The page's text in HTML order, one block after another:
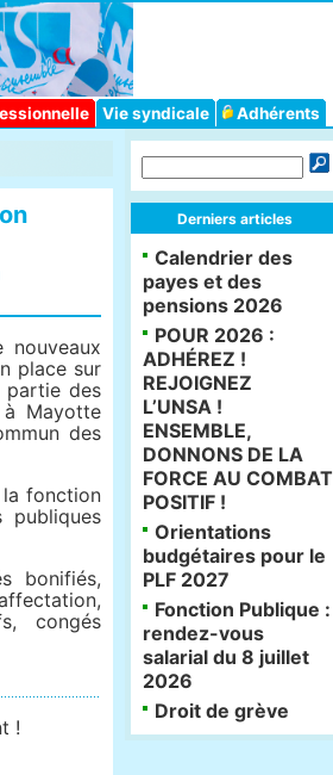
Vie syndicale Adhérents
place sur
partie des
Mayotte
des
fonction
publiques
bonifiés,
congés
!
Derniers articles
Calendrier des
payes et des
pensions 2026
POUR 2026 :
ADHÉREZ !
REJOIGNEZ
L’UNSA !
ENSEMBLE,
DONNONS DE LA
FORCE AU COMBAT
POSITIF !
Orientations
budgétaires pour le
PLF 2027
Fonction Publique :
rendez-vous
salarial du 8 juillet
2026
Droit de grève